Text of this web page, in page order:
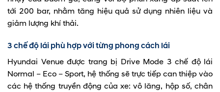
tới 200 bar, nhằm tăng hiệu quả sử dụng nhiên liệu và
giảm lượng khí thải.
3 chế độ lái phù hợp với từng phong cách lái
Hyundai Venue được trang bị Drive Mode 3 chế độ lái
Normal – Eco – Sport, hệ thống sẽ trực tiếp can thiệp vào
các hệ thống truyền động của xe: vô lăng, hộp số, chân